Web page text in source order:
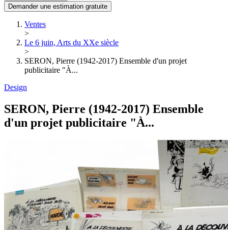
Demander une estimation gratuite
Ventes
>
Le 6 juin, Arts du XXe siècle
>
SERON, Pierre (1942-2017) Ensemble d'un projet
publicitaire "À...
Design
SERON, Pierre (1942-2017) Ensemble
d'un projet publicitaire "À...